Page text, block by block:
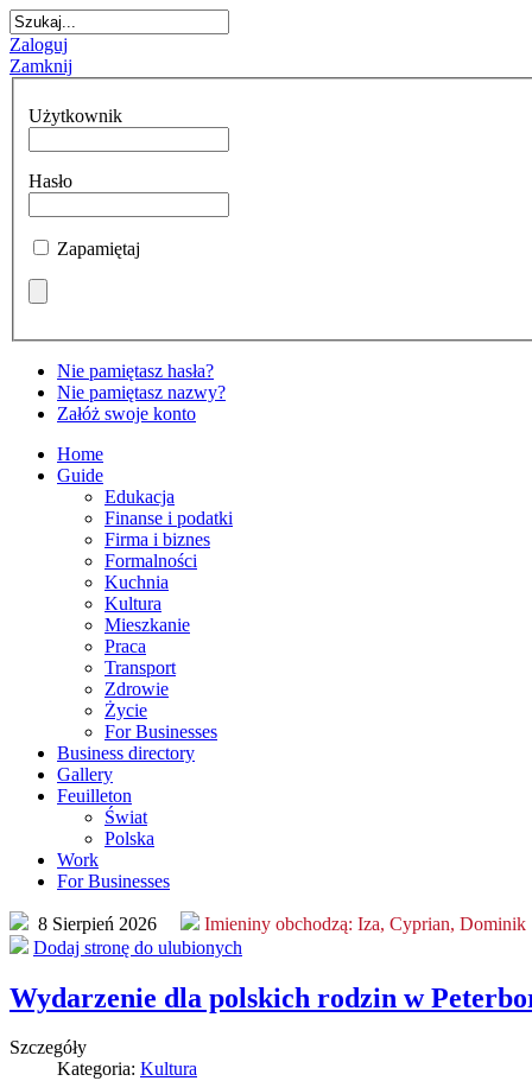
Zaloguj
Zamknij
Użytkownik
Hasło
Zapamiętaj
Nie pamiętasz hasła?
Nie pamiętasz nazwy?
Załóż swoje konto
Home
Guide
Edukacja
Finanse i podatki
Firma i biznes
Formalności
Kuchnia
Kultura
Mieszkanie
Praca
Transport
Zdrowie
Życie
For Businesses
Business directory
Gallery
Feuilleton
Świat
Polska
Work
For Businesses
8 Sierpień 2026 Imieniny obchodzą: Iza, Cyprian, Dominik
Dodaj stronę do ulubionych
Wydarzenie dla polskich rodzin w
Szczegóły
Kategoria: Kultura